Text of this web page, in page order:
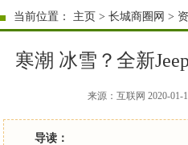
当前位置： 主页 >长城商圈网 >
寒潮 冰雪？全新
来源：互联网 2020-01-
导读：